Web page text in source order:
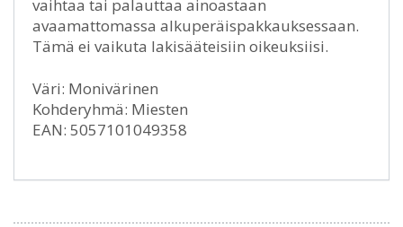
vaihtaa tai palauttaa ainoastaan
avaamattomassa alkuperäispakkauksessaan.
Tämä ei vaikuta lakisääteisiin oikeuksiisi.
Väri: Monivärinen
Kohderyhmä: Miesten
EAN: 5057101049358